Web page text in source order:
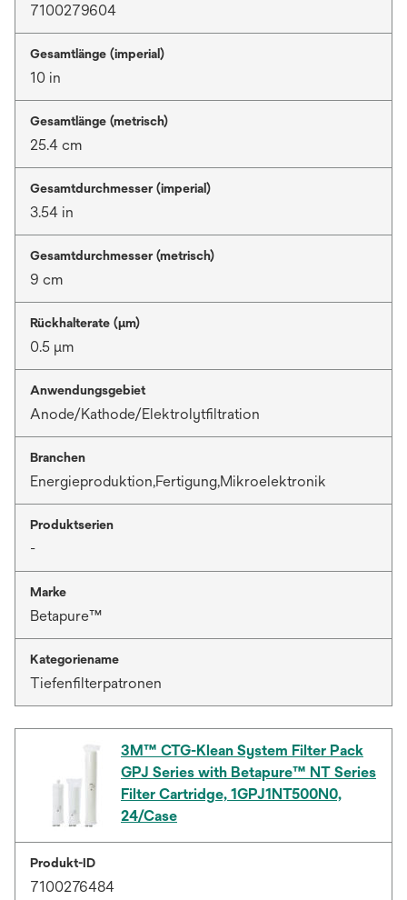
7100279604
Gesamtlänge (imperial)
10 in
Gesamtlänge (metrisch)
25.4 cm
Gesamtdurchmesser (imperial)
3.54 in
Gesamtdurchmesser (metrisch)
9 cm
Rückhalterate (µm)
0.5 μm
Anwendungsgebiet
Anode/Kathode/Elektrolytfiltration
Branchen
Energieproduktion,Fertigung,Mikroelektronik
Produktserien
-
Marke
Betapure™
Kategoriename
Tiefenfilterpatronen
3M™ CTG-Klean System Filter Pack
GPJ Series with Betapure™ NT Series
Filter Cartridge, 1GPJ1NT500N0,
24/Case
Produkt-ID
7100276484